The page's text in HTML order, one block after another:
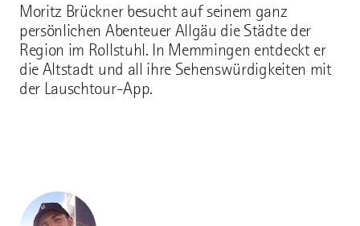
Moritz Brückner besucht auf seinem ganz
persönlichen Abenteuer Allgäu die Städte der
Region im Rollstuhl. In Memmingen entdeckt er
die Altstadt und all ihre Sehenswürdigkeiten mit
der Lauschtour-App.